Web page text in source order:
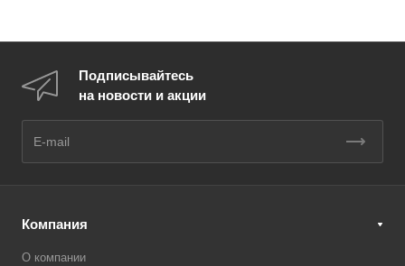
Подписывайтесь
на новости и акции
Компания
О компании